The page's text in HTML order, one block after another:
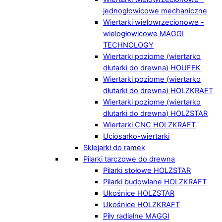
jednogłowicowe mechaniczne
Wiertarki wielowrzecionowe -
wielogłowicowe MAGGI
TECHNOLOGY
Wiertarki poziome (wiertarko
dłutarki do drewna) HOUFEK
Wiertarki poziome (wiertarko
dłutarki do drewna) HOLZKRAFT
Wiertarki poziome (wiertarko
dłutarki do drewna) HOLZSTAR
Wiertarki CNC HOLZKRAFT
Uciosarko-wiertarki
Sklejarki do ramek
Pilarki tarczowe do drewna
Pilarki stołowe HOLZSTAR
Pilarki budowlane HOLZKRAFT
Ukośnice HOLZSTAR
Ukośnice HOLZKRAFT
Piły radialne MAGGI